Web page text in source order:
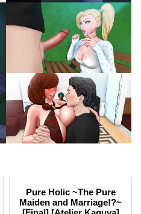
Pure Holic ~The Pure
Maiden and Marriage!?~